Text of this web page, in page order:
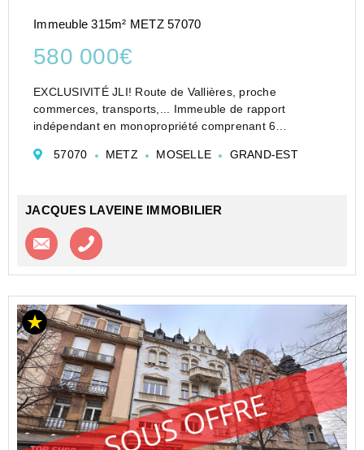
Immeuble 315m² METZ 57070
580 000€
EXCLUSIVITÉ JLI! Route de Vallières, proche
commerces, transports,... Immeuble de rapport
indépendant en monopropriété comprenant 6
surface habitable de 315m2, niveau de sous-sol,
57070 METZ MOSELLE GRAND-EST
JACQUES LAVEINE IMMOBILIER
Contacter l'agence